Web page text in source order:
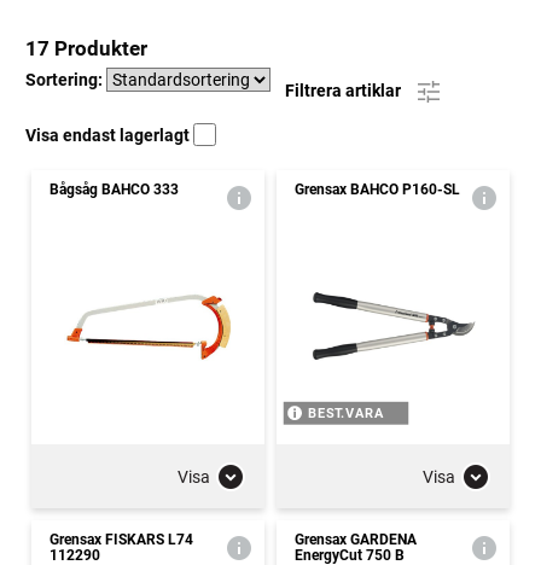
17 Produkter
Sortering:
Filtrera artiklar
Visa endast lagerlagt
Bågsåg BAHCO 333
Visa
Grensax BAHCO P160-SL
BEST.VARA
Visa
Grensax FISKARS L74
112290
Grensax GARDENA
EnergyCut 750 B